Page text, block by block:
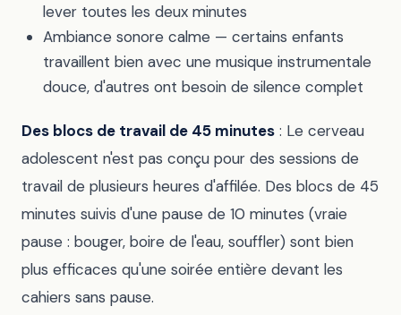
lever toutes les deux minutes
Ambiance sonore calme — certains enfants
travaillent bien avec une musique instrumentale
douce, d'autres ont besoin de silence complet
Des blocs de travail de 45 minutes : Le cerveau
adolescent n'est pas conçu pour des sessions de
travail de plusieurs heures d'affilée. Des blocs de 45
minutes suivis d'une pause de 10 minutes (vraie
pause : bouger, boire de l'eau, souffler) sont bien
plus efficaces qu'une soirée entière devant les
cahiers sans pause.